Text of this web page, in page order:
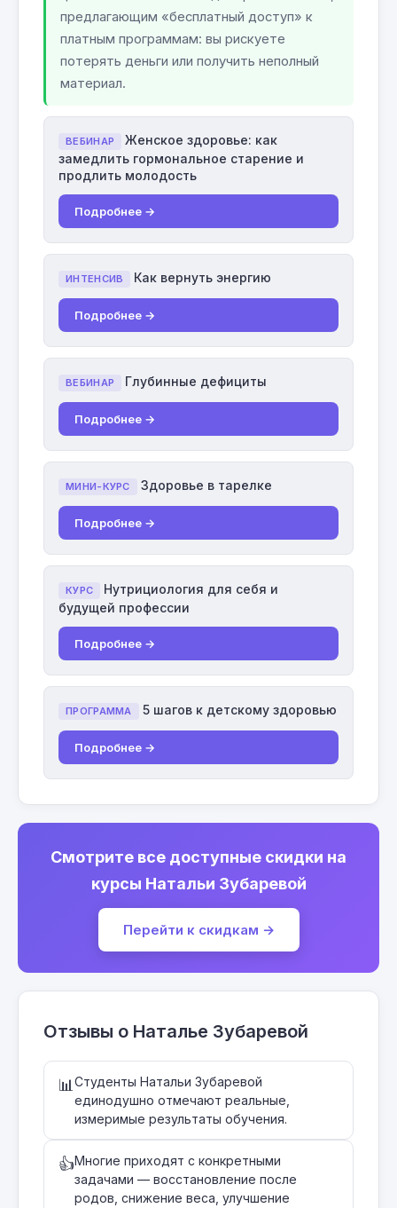
предлагающим «бесплатный доступ» к
платным программам: вы рискуете
потерять деньги или получить неполный
материал.
ВЕБИНАР
Женское здоровье: как
замедлить гормональное старение и
продлить молодость
Подробнее →
ИНТЕНСИВ Как вернуть энергию
Подробнее →
ВЕБИНАР Глубинные дефициты
Подробнее →
МИНИ-КУРС Здоровье в тарелке
Подробнее →
КУРС
Нутрициология для себя и
будущей профессии
Подробнее →
ПРОГРАММА 5 шагов к детскому здоровью
Подробнее →
Смотрите все доступные скидки на
курсы Натальи Зубаревой
Перейти к скидкам →
Отзывы о Наталье Зубаревой
📊 Студенты Натальи Зубаревой
единодушно отмечают реальные,
измеримые результаты обучения.
👍Многие приходят с конкретными
задачами — восстановление после
родов, снижение веса, улучшение